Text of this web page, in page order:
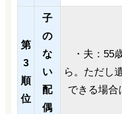
第
3
順
位
子
の
な
い
配
偶
・夫：55
ら。ただし
できる場合